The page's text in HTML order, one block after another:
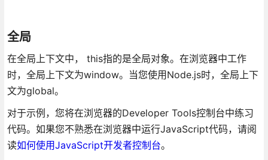
全局
在全局上下文中， this指的是全局对象。在浏览器中工作
时，全局上下文为window。当您使用Node.js时，全局上下
文为global。
对于示例，您将在浏览器的Developer Tools控制台中练习
代码。如果您不熟悉在浏览器中运行JavaScript代码，请阅
读如何使用JavaScript开发者控制台。